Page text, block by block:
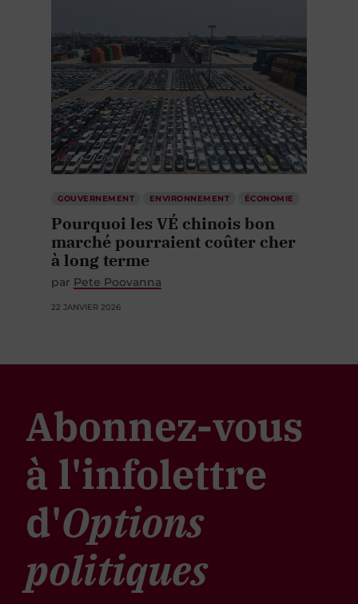
GOUVERNEMENT ENVIRONNEMENT ÉCONOMIE
Pourquoi les VÉ chinois bon
marché pourraient coûter cher
à long terme
par Pete Poovanna
22 JANVIER 2026
Abonnez-vous
à l'infolettre
d'Options
politiques